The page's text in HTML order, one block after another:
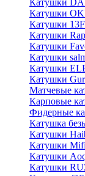
Катушки
Катушки
Катушки
Катушки
Катушки
Катушки
Катушки
Катушки
Матчевые
Карповые
Фидерные
Катушка
Катушки
Катушки
Катушки
Катушки